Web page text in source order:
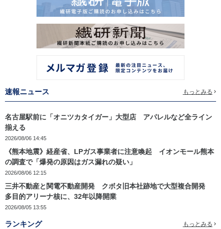
速報ニュース もっとみる
名古屋駅前に「オニツカタイガー」大型店 アパレルなど全ライン
揃える
2026/08/06 14:45
《熊本地震》経産省、LPガス事業者に注意喚起 イオンモール熊本
の調査で「爆発の原因はガス漏れの疑い」
2026/08/06 12:15
三井不動産と関電不動産開発 クボタ旧本社跡地で大型複合開発
多目的アリーナ核に、32年以降開業
2026/08/05 13:55
ランキング もっとみる